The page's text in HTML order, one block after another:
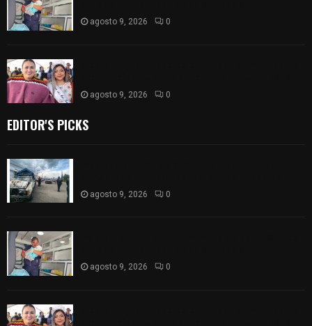
agosto 9, 2026 0
agosto 9, 2026 0
EDITOR'S PICKS
agosto 9, 2026 0
agosto 9, 2026 0